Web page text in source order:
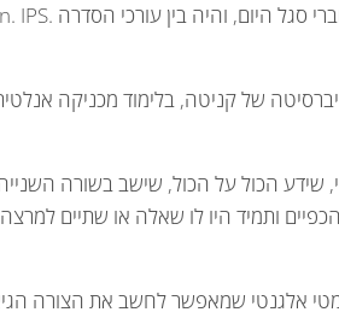
של קניטה, בלימוד מכניקה
ותמיד היו לו שאלה או שתיים למרצה
אלגנטי שמאפשר לחשב את הצורה